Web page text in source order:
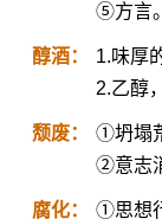
⑤方言
醇酒：
1.味厚
2.乙醇
颓废：
①坍塌
②意志
腐化：
①思想